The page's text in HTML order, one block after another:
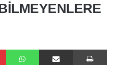
Pinterest WhatsApp E-Posta ile paylaş